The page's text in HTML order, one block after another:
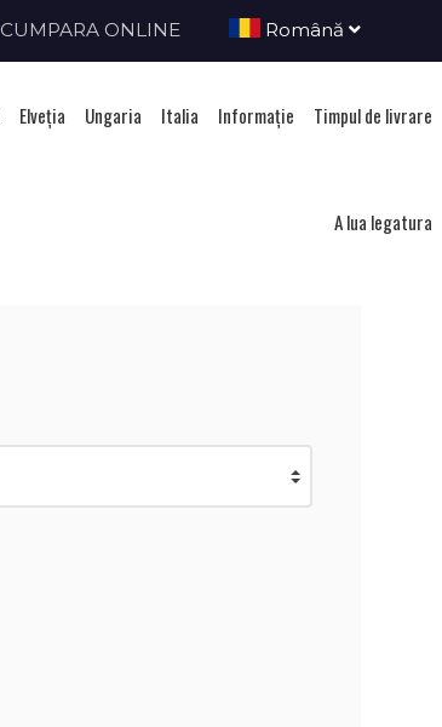
CUMPARA ONLINE Română
Elveţia Ungaria Italia Informație Timpul de livrare
A lua legatura